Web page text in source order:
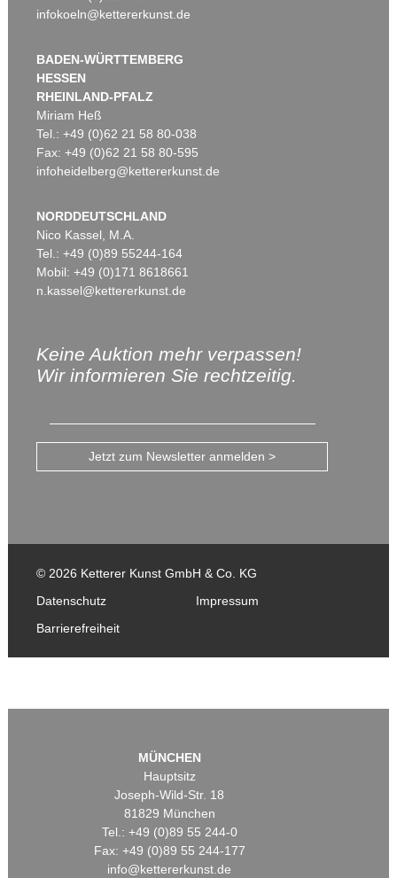
infokoeln@kettererkunst.de
BADEN-WÜRTTEMBERG
HESSEN
RHEINLAND-PFALZ
Miriam Heß
Tel.: +49 (0)62 21 58 80-038
Fax: +49 (0)62 21 58 80-595
infoheidelberg@kettererkunst.de
NORDDEUTSCHLAND
Nico Kassel, M.A.
Tel.: +49 (0)89 55244-164
Mobil: +49 (0)171 8618661
n.kassel@kettererkunst.de
Keine Auktion mehr verpassen!
Wir informieren Sie rechtzeitig.
Jetzt zum Newsletter anmelden >
© 2026 Ketterer Kunst GmbH & Co. KG
Datenschutz
Impressum
Barrierefreiheit
MÜNCHEN
Hauptsitz
Joseph-Wild-Str. 18
81829 München
Tel.: +49 (0)89 55 244-0
Fax: +49 (0)89 55 244-177
info@kettererkunst.de